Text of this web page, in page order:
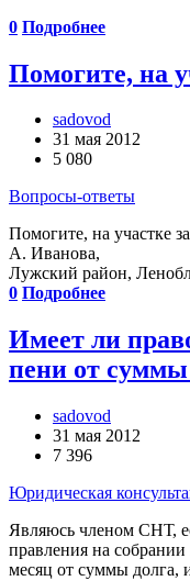
0 Подробнее
Помогите, на
sadovod
31 мая 2012
5 080
Вопросы-ответы
Помогите, на участке
А. Иванова,
Лужский район,
0 Подробнее
Имеет ли
пени от суммы
sadovod
31 мая 2012
7 396
Юридическая
Являюсь членом СНТ,
правления на собрании
месяц от суммы долга,